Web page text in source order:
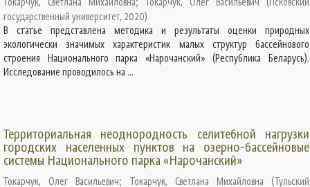
государственный университет, 2020)
В статье представлена методика и результаты оценки природных
экологически значимых характеристик малых структур бассейнового
строения Национального парка «Нарочанский» (Республика Беларусь).
Исследование проводилось на ...
Территориальная неоднородность селитебной нагрузки
городских населенных пунктов на озерно-бассейновые
системы Национального парка «Нарочанский»
Токарчук, Олег Васильевич; Токарчук, Светлана Михайловна (Тульский